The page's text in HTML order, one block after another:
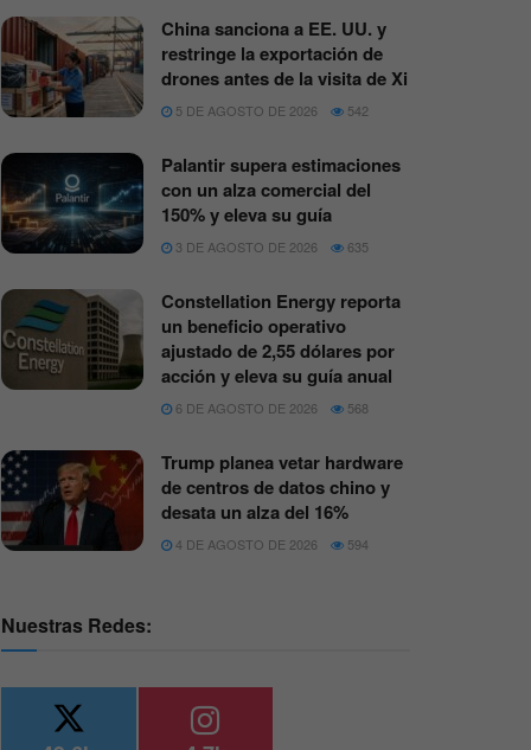
China sanciona a EE. UU. y
restringe la exportación de
drones antes de la visita de Xi
5 DE AGOSTO DE 2026 542
Palantir supera estimaciones
con un alza comercial del
150% y eleva su guía
3 DE AGOSTO DE 2026 635
Constellation Energy reporta
un beneficio operativo
ajustado de 2,55 dólares por
acción y eleva su guía anual
6 DE AGOSTO DE 2026 568
Trump planea vetar hardware
de centros de datos chino y
desata un alza del 16%
4 DE AGOSTO DE 2026 594
Nuestras Redes: